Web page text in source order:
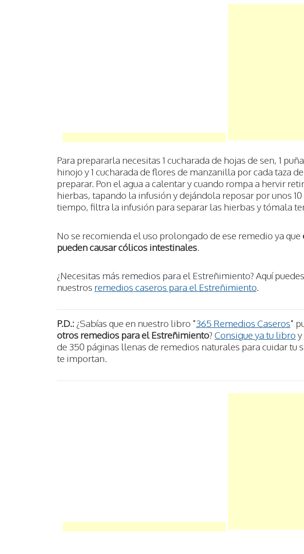
Para prepararla necesitas 1 cucharada de hojas de sen, 1
hinojo y 1 cucharada de flores de manzanilla por cada taza
preparar. Pon el agua a calentar y cuando rompa a hervir
hierbas, tapando la infusión y dejándola reposar por unos
tiempo, filtra la infusión para separar las hierbas y tómala
No se recomienda el uso prolongado de ese remedio ya que
pueden causar cólicos intestinales
¿Necesitas más remedios para el Estreñimiento? Aquí
nuestros remedios caseros para el Estreñimiento.
P.D.: ¿Sabías que en nuestro libro "365 Remedios Caseros"
otros remedios para el Estreñimiento? Consigue ya tu libro
de 350 páginas llenas de remedios naturales para cuidar tu
te importan.